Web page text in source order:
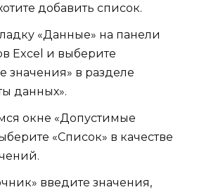
добавить список.
«Данные» на панели
Excel и выберите
значения» в разделе
данных».
окне «Допустимые
«Список» в качестве
введите значения,